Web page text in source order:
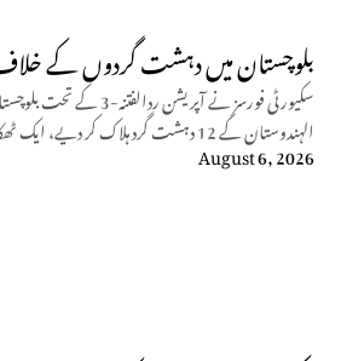
بلوچستان میں دہشت گردوں کے خلاف بڑی
سکیورٹی فورسز نے
الہندوستان کے 12 دہشت گرد ہلاک کر دیے، ایک ٹھکانہ بھی تباہ۔
August 6, 2026